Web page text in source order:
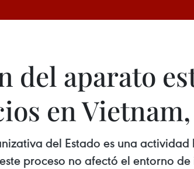
del aparato
en
del Estado es una
proceso no afectó el entorno